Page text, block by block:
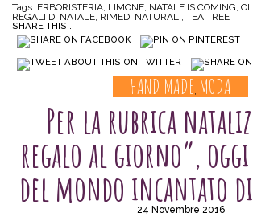
Tags: ERBORISTERIA LIMONE NATALE IS COMING
REGALI DI NATALE RIMEDI NATURALI TEA TREE
SHARE THIS...
HAND MADE MODA
Per la rubrica
regalo al giorno”,
del mondo incantato di
24 Novembre 2016